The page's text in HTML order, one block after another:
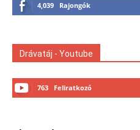
4,039 Rajongók
Drávatáj - Youtube
763 Feliratkozó